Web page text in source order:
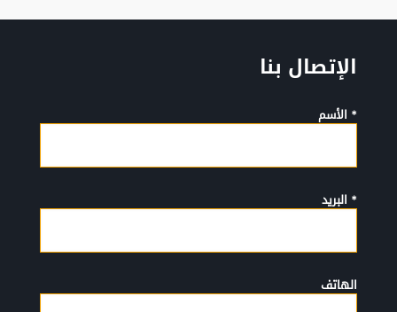
الإتصال بنا
* الأسم
* البريد
الهاتف